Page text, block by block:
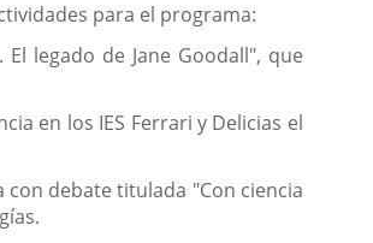
para el programa:
legado de Jane Goodall", que
en los IES Ferrari y Delicias el
debate titulada "Con ciencia